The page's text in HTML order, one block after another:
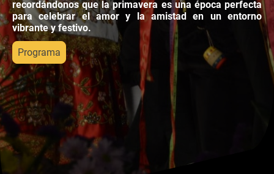
recordándonos que la primavera es una época perfecta
para celebrar el amor y la amistad en un entorno
vibrante y festivo.
Programa